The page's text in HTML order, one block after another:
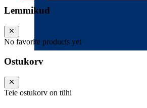
Lemmikud
No favorite products yet
Ostukorv
Teie ostukorv on tühi